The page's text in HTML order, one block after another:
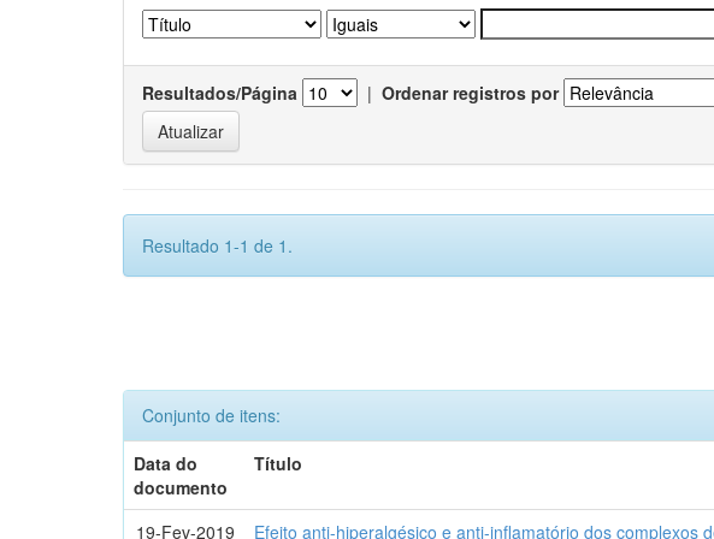
Resultados/Página | Ordenar registros por
Resultado 1-1 de 1.
Conjunto de itens:
Data do
documento
Título
19-Fev-2019 Efeito anti-hiperalgésico e anti-inflamatório dos complexos